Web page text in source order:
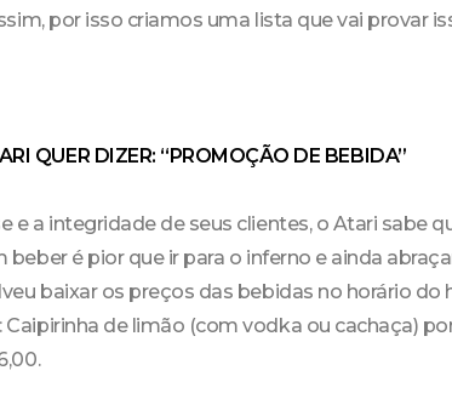
por isso criamos uma lista que vai provar
QUER DIZER: “PROMOÇÃO DE BEBIDA”
e a integridade de seus clientes, o Atari sabe
beber é pior que ir para o inferno e ainda
baixar os preços das bebidas no horário do
de limão (com vodka ou cachaça)